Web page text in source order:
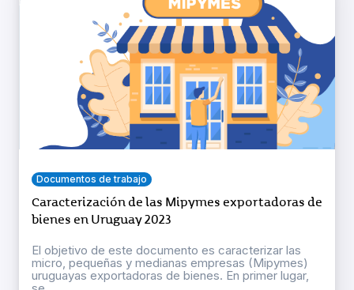
Documentos de trabajo
Caracterización de las Mipymes exportadoras de
bienes en Uruguay 2023
El objetivo de este documento es caracterizar las
micro, pequeñas y medianas empresas (Mipymes)
uruguayas exportadoras de bienes. En primer lugar,